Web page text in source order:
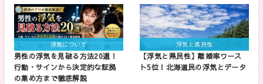
浮気について
男性の浮気を見破る方法20選！
行動・サインから決定的な証拠
の集め方まで徹底解説
浮気と県民性
【浮気と県民性】離婚率ワース
ト5位！北海道民の浮気とデータ